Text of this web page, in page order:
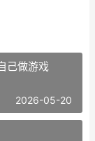
己做游戏
2026-05-20